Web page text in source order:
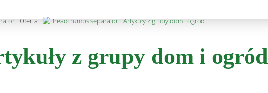
Oferta Artykuły z grupy dom i ogród
z grupy dom i ogród